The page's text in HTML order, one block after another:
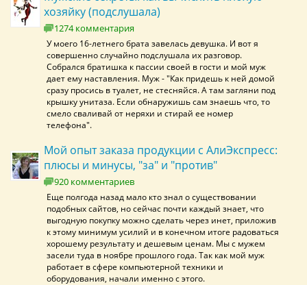
хозяйку (подслушала)
1274 комментария
У моего 16-летнего брата завелась девушка. И вот я
совершенно случайно подслушала их разговор.
Собрался братишка к пассии своей в гости и мой муж
дает ему наставления. Муж - "Как придешь к ней домой
сразу просись в туалет, не стесняйся. А там загляни под
крышку унитаза. Если обнаружишь сам знаешь что, то
смело сваливай от неряхи и стирай ее номер
телефона".
Мой опыт заказа продукции с АлиЭкспресс:
плюсы и минусы, "за" и "против"
920 комментариев
Еще полгода назад мало кто знал о существовании
подобных сайтов, но сейчас почти каждый знает, что
выгодную покупку можно сделать через инет, приложив
к этому минимум усилий и в конечном итоге радоваться
хорошему результату и дешевым ценам. Мы с мужем
засели туда в ноябре прошлого года. Так как мой муж
работает в сфере компьютерной техники и
оборудования, начали именно с этого.